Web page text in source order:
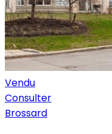
Vendu
Consulter
Brossard